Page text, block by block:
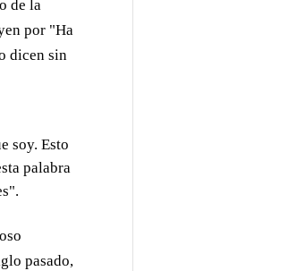
de la
por "Ha
dicen sin
soy. Esto
palabra
pasado,